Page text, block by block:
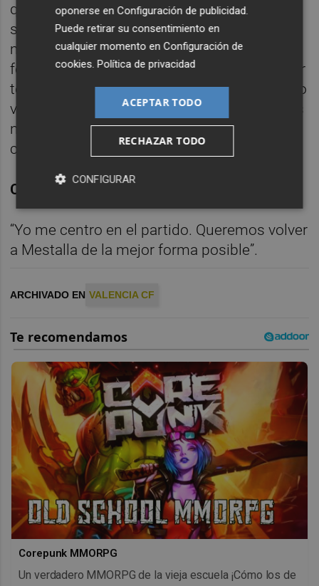
que la presión tras pérdida depende de la
situación de la pérdida y muchas veces es
más difícil. La forma del ataque influye en la
forma de defender. Trabajamos para mejorar
todo ello. Queremos seguir siendo un equipo
valiente y agresivo. A veces lo somos y otras
no, pero queremos insistir en ello y
corregirlo”.
Cambios en la estructura deportiva
“Yo me centro en el partido. Queremos volver
a Mestalla de la mejor forma posible”.
ARCHIVADO EN VALENCIA CF
Corepunk MMORPG
Un verdadero MMORPG de la vieja escuela ¡Cómo los de
oponerse enConfiguración de publicidad.
Puede retirar su consentimiento en
cualquier momento enConfiguración de
cookies.Política de privacidad
ACEPTAR TODO
RECHAZAR TODO
CONFIGURAR